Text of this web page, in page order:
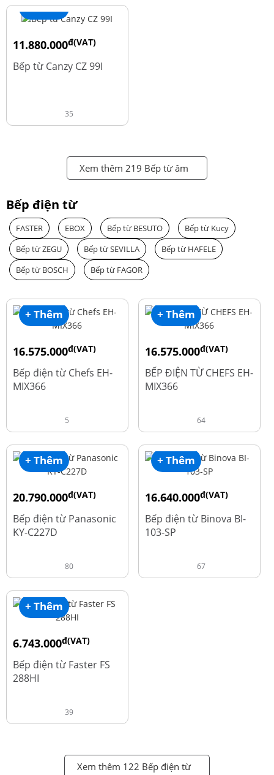
+ Thêm
11.880.000đ(VAT)
13.980.000
Bếp từ Canzy CZ 99I
35
Xem thêm 219 Bếp từ âm
Bếp điện từ
FASTER EBOX Bếp từ BESUTO
Bếp từ Kucy
Bếp từ ZEGU
Bếp từ SEVILLA
Bếp từ HAFELE
Bếp từ BOSCH
Bếp từ FAGOR
+ Thêm
16.575.000đ(VAT)
19.500.000
Bếp điện từ Chefs EH-
MIX366
5
+ Thêm
16.575.000đ(VAT)
19.500.000
BẾP ĐIỆN TỪ CHEFS EH-
MIX366
64
+ Thêm
20.790.000đ(VAT)
25.990.000
Bếp điện từ Panasonic
KY-C227D
80
+ Thêm
16.640.000đ(VAT)
20.800.000
Bếp điện từ Binova BI-
103-SP
67
+ Thêm
6.743.000đ(VAT)
8.990.000
Bếp điện từ Faster FS
288HI
39
Xem thêm 122 Bếp điện từ